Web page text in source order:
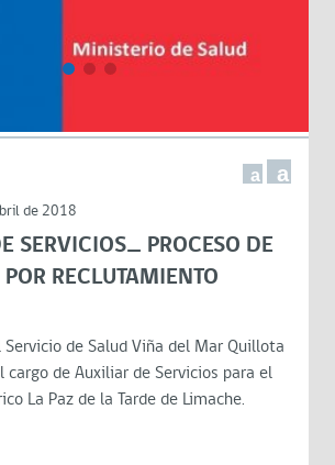
a a
de 2018
SERVICIOS_ PROCESO DE
RECLUTAMIENTO
de Salud Viña del Mar Quillota
cargo de Auxiliar de Servicios para el
La Paz de la Tarde de Limache.